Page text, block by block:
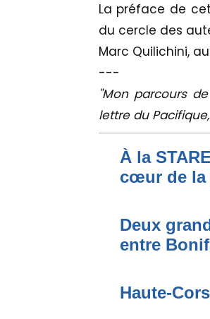
La préface de
du cercle des
Marc Quilichini,
---
"Mon parcours
lettre du
À la
cœur de la
Deux
entre
Haute-